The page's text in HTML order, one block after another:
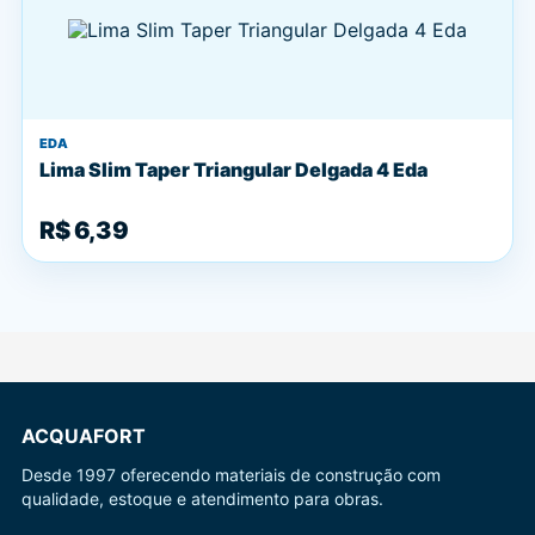
EDA
Lima Slim Taper Triangular Delgada 4 Eda
R$ 6,39
ACQUAFORT
Desde 1997 oferecendo materiais de construção com
qualidade, estoque e atendimento para obras.